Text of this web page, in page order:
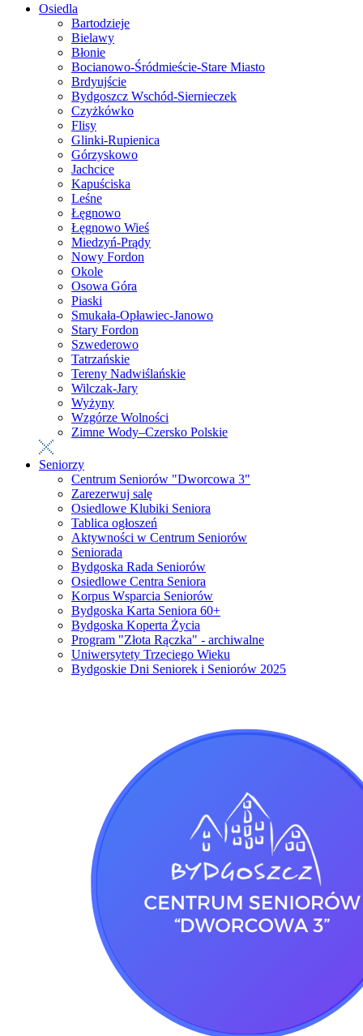
Osiedla
Bartodzieje
Bielawy
Błonie
Bocianowo-Śródmieście-Stare Miasto
Brdyujście
Bydgoszcz Wschód-Siernieczek
Czyżkówko
Flisy
Glinki-Rupienica
Górzyskowo
Jachcice
Kapuściska
Leśne
Łęgnowo
Łęgnowo Wieś
Miedzyń-Prądy
Nowy Fordon
Okole
Osowa Góra
Piaski
Smukała-Opławiec-Janowo
Stary Fordon
Szwederowo
Tatrzańskie
Tereny Nadwiślańskie
Wilczak-Jary
Wyżyny
Wzgórze Wolności
Zimne Wody–Czersko Polskie
Seniorzy
Centrum Seniorów "Dworcowa 3"
Zarezerwuj salę
Osiedlowe Klubiki Seniora
Tablica ogłoszeń
Aktywności w Centrum Seniorów
Seniorada
Bydgoska Rada Seniorów
Osiedlowe Centra Seniora
Korpus Wsparcia Seniorów
Bydgoska Karta Seniora 60+
Bydgoska Koperta Życia
Program "Złota Rączka" - archiwalne
Uniwersytety Trzeciego Wieku
Bydgoskie Dni Seniorek i Seniorów 2025